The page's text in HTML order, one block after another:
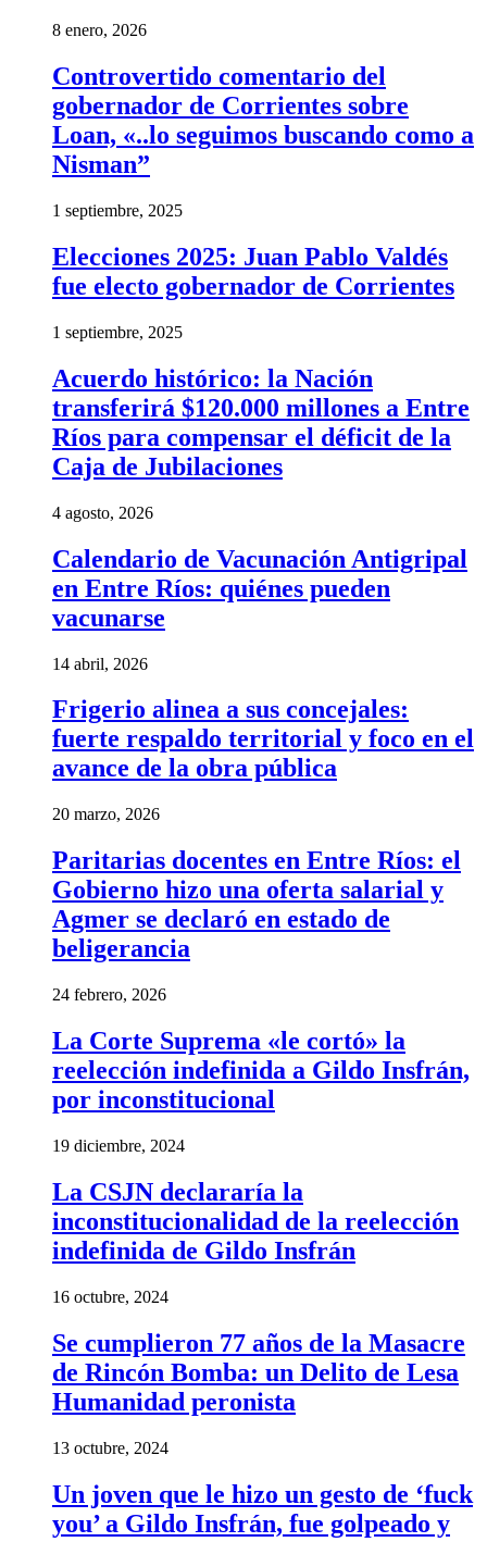
8 enero, 2026
Controvertido comentario del
gobernador de Corrientes sobre
Loan, «..lo seguimos buscando como a
Nisman”
1 septiembre, 2025
Elecciones 2025: Juan Pablo Valdés
fue electo gobernador de Corrientes
1 septiembre, 2025
Acuerdo histórico: la Nación
transferirá $120.000 millones a Entre
Ríos para compensar el déficit de la
Caja de Jubilaciones
4 agosto, 2026
Calendario de Vacunación Antigripal
en Entre Ríos: quiénes pueden
vacunarse
14 abril, 2026
Frigerio alinea a sus concejales:
fuerte respaldo territorial y foco en el
avance de la obra pública
20 marzo, 2026
Paritarias docentes en Entre Ríos: el
Gobierno hizo una oferta salarial y
Agmer se declaró en estado de
beligerancia
24 febrero, 2026
La Corte Suprema «le cortó» la
reelección indefinida a Gildo Insfrán,
por inconstitucional
19 diciembre, 2024
La CSJN declararía la
inconstitucionalidad de la reelección
indefinida de Gildo Insfrán
16 octubre, 2024
Se cumplieron 77 años de la Masacre
de Rincón Bomba: un Delito de Lesa
Humanidad peronista
13 octubre, 2024
Un joven que le hizo un gesto de ‘fuck
you’ a Gildo Insfrán, fue golpeado y